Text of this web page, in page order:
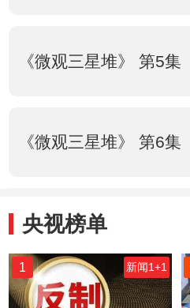
《微观三星堆》 第5集
《微观三星堆》 第6集
央视榜单
1 新闻1+1